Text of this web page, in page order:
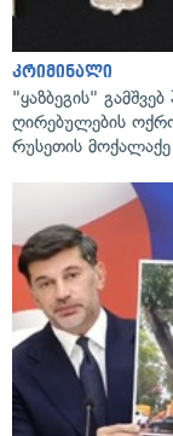
კრიმინალი
"ყაზბეგის"
ღირებულების
რუსეთის მოქალაქე